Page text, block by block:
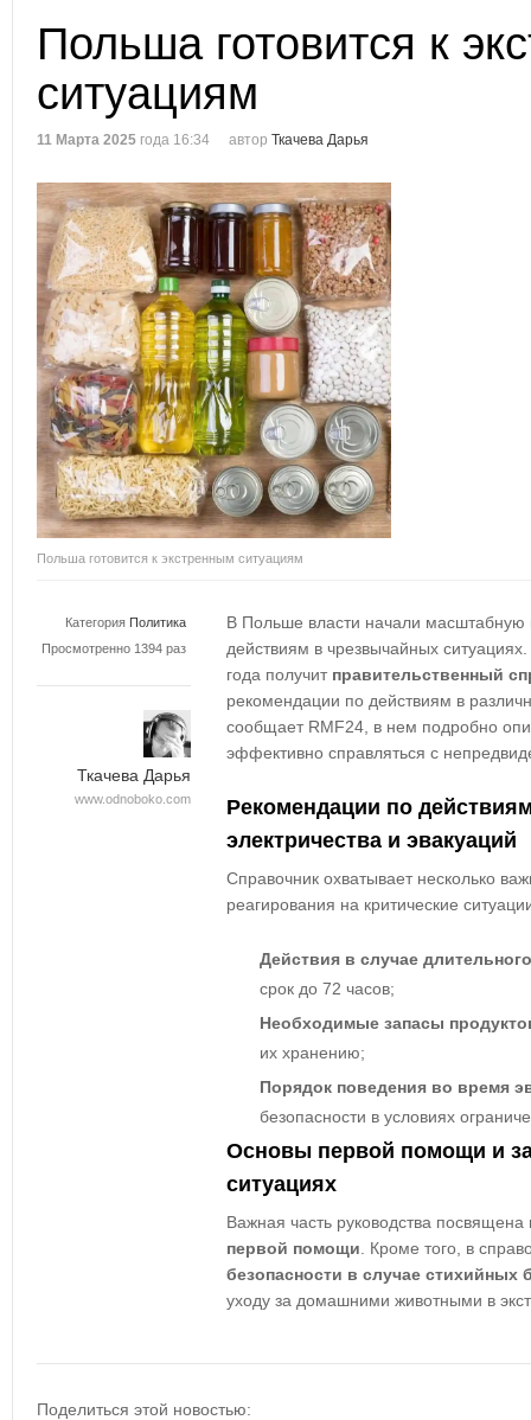
Польша готовится к
ситуациям
11 Марта 2025 года 16:34 автор Ткачева Дарья
Польша готовится к экстренным ситуациям
Категория Политика
Просмотренно 1394 раз
Ткачева Дарья
www.odnoboko.com
В Польше власти начали
действиям в чрезвычайных
года получит правительственный
рекомендации по действиям в
сообщает RMF24, в нем подробно
эффективно справляться с
Рекомендации по
электричества и эвакуаций
Справочник охватывает несколько
реагирования на критические
Действия в случае
срок до 72 часов;
Необходимые запасы
их хранению;
Порядок поведения во время
безопасности в условиях
Основы первой помощи и
ситуациях
Важная часть руководства посвящена
первой помощи . Кроме того, в
безопасности в случае стихийных
уходу за домашними животными в
Поделиться этой новостью: